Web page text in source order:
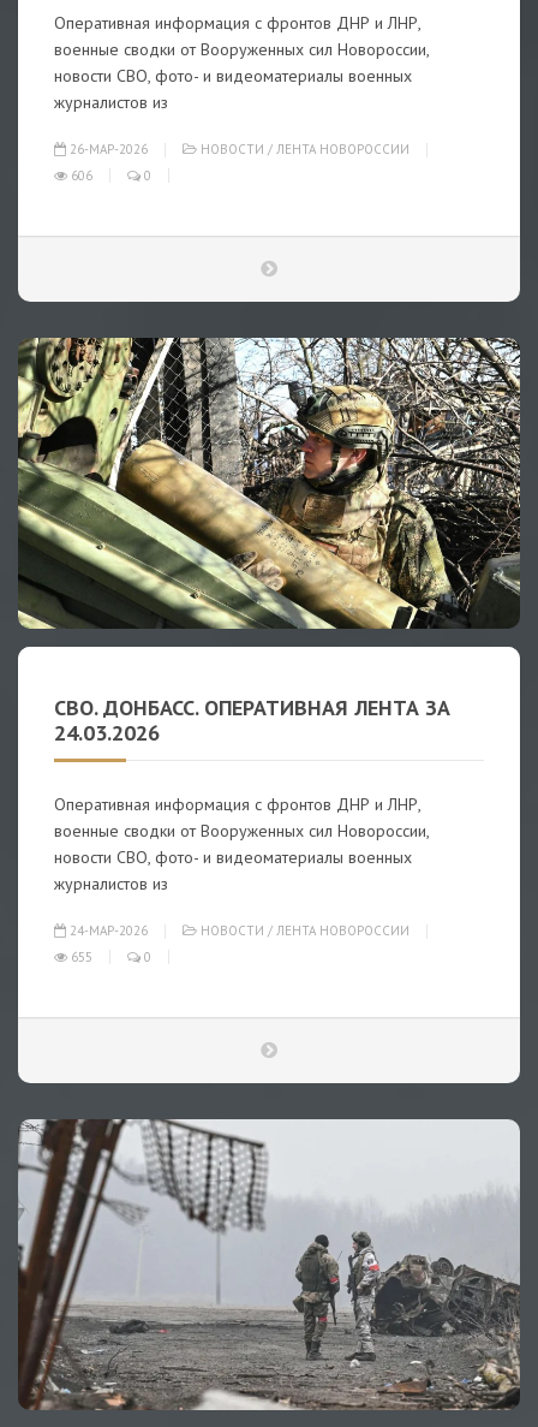
Оперативная информация с фронтов ДНР и ЛНР,
военные сводки от Вооруженных сил Новороссии,
новости СВО, фото- и видеоматериалы военных
журналистов из
26-МАР-2026 НОВОСТИ / ЛЕНТА НОВОРОССИИ
606
0
СВО. ДОНБАСС. ОПЕРАТИВНАЯ ЛЕНТА ЗА
24.03.2026
Оперативная информация с фронтов ДНР и ЛНР,
военные сводки от Вооруженных сил Новороссии,
новости СВО, фото- и видеоматериалы военных
журналистов из
24-МАР-2026 НОВОСТИ / ЛЕНТА НОВОРОССИИ
655
0